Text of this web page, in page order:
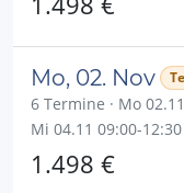
Mo, 02. Nov
6 Termine · Mo
Mi 04.11 09:00-
1.498 €